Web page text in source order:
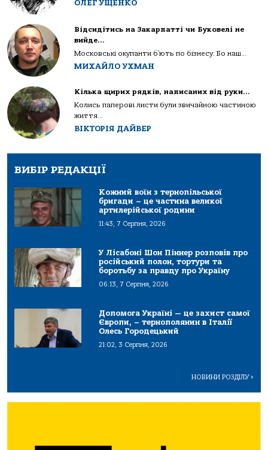
ОЛЕГ УЩЕНКО
Відсидітись на Закарпатті чи Буковелі не
вийде…
Московські окупанти б’ють по бізнесу. Бо наш...
МИХАЙЛО УХМАН
Кілька щирих рядків, написаних від руки…
Колись паперові листи були звичайною частиною
життя...
ВІКТОРІЯ ДАЙВЕР
ВИБІР РЕДАКЦІЇ
Кожний воїн з тернопільської
бригади – це частина великої
артилерійської родини
11:43, 7 Серпня, 2026
У Лісабоні Шон Піннер розповів про
російський полон, тортури та
боротьбу за правду про Україну
06:13, 7 Серпня, 2026
Допомога Україні — це захист самої
Європи, – тернополянин в Італії
Олесь Городецький
21:02, 3 Серпня, 2026
НОВИНИ РОЗДІЛУ>